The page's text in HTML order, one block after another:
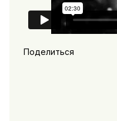
Поделиться